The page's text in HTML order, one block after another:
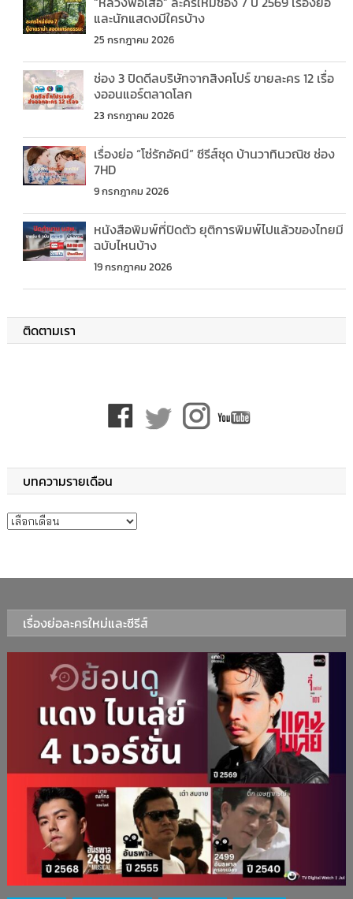
และนักแสดงมีใครบ้าง
25 กรกฎาคม 2026
ช่อง 3 ปิดดีลบริษัทจากสิงคโปร์ ขายละคร 12 เรื่อ
งออนแอร์ตลาดโลก
23 กรกฎาคม 2026
เรื่องย่อ “โซ่รักอัคนี” ซีรีส์ชุด บ้านวาทินวณิช ช่อง
7HD
9 กรกฎาคม 2026
หนังสือพิมพ์ที่ปิดตัว ยุติการพิมพ์ไปแล้วของไทยมี
ฉบับไหนบ้าง
19 กรกฎาคม 2026
ติดตามเรา
บทความรายเดือน
บทความรายเดือน
เรื่องย่อละครใหม่และซีรีส์